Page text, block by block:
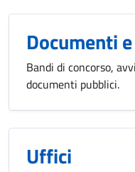
Documenti
Bandi di concorso,
documenti pubblici.
Uffici